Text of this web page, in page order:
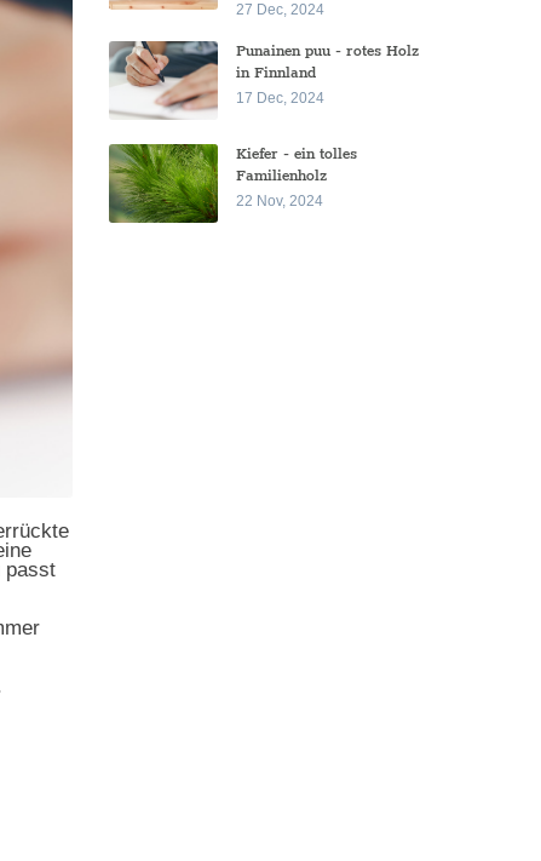
passt
27 Dec, 2024
Punainen puu - rotes Holz
in Finnland
17 Dec, 2024
Kiefer - ein tolles
Familienholz
22 Nov, 2024